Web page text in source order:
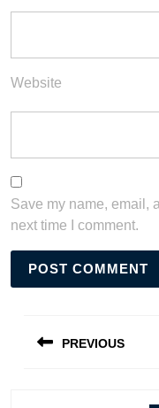
Website
Save my name, email,
next time I comment.
navigation
PREVIOUS